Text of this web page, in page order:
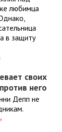
любимца
в защиту
своих
него
Депп не